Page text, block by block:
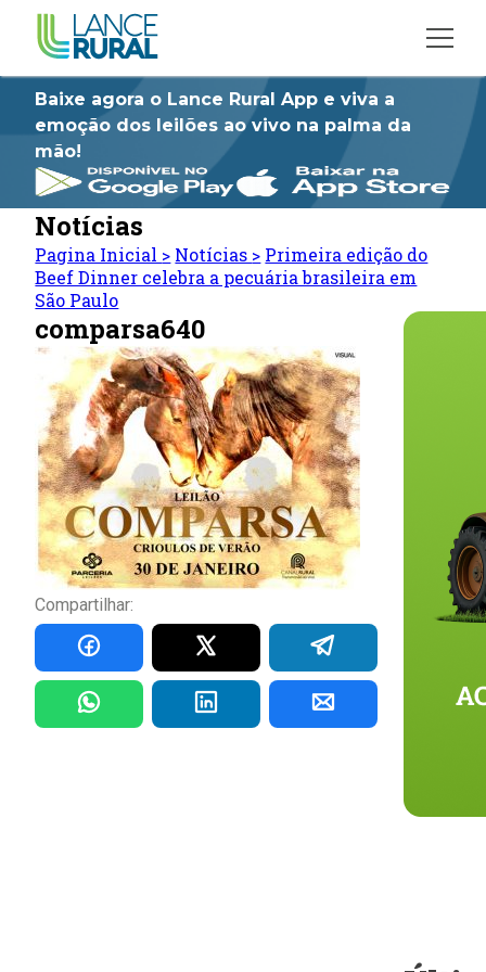
Baixe agora o Lance Rural App e viva a
emoção dos leilões ao vivo na palma da
mão!
Notícias
Pagina Inicial > Notícias > Primeira edição do
Beef Dinner celebra a pecuária brasileira em
São Paulo
comparsa640
Compartilhar: